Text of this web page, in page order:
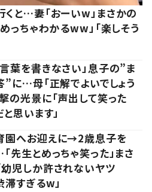
と…妻「おーいw」まさかの
っちゃわかるww」「楽しそう
葉を書きなさい」息子の”ま
”に…母「正解でよいでしょう
の光景に「声出して笑った
と思います」
園へお迎えに→2歳息子を
先生とめっちゃ笑った」まさ
幼児しか許されないヤツ
滞すぎるw」